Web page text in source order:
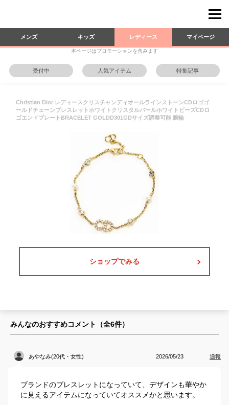
メンズ キッズ レディース マイページ
本ページはプロモーションを含みます
受付中 人気アイテム 特集記事
Christian Dior レディースクリスチャンディオールラインストーンCDロゴゴ
ールドチェーンブレスレットホワイトクリスタルパールホワイトビーズCDロ
ゴエンドプレートBRACELET GOLDD301GDサイズ調整可能 腕輪
ショップでみる
みんなのおすすめコメント（全6件）
あやなみ(20代・女性) 2026/05/23 通報
ブランドのブレスレットになっていて、デザインも華やか
に見えるアイテムになっていてオススメかと思います。